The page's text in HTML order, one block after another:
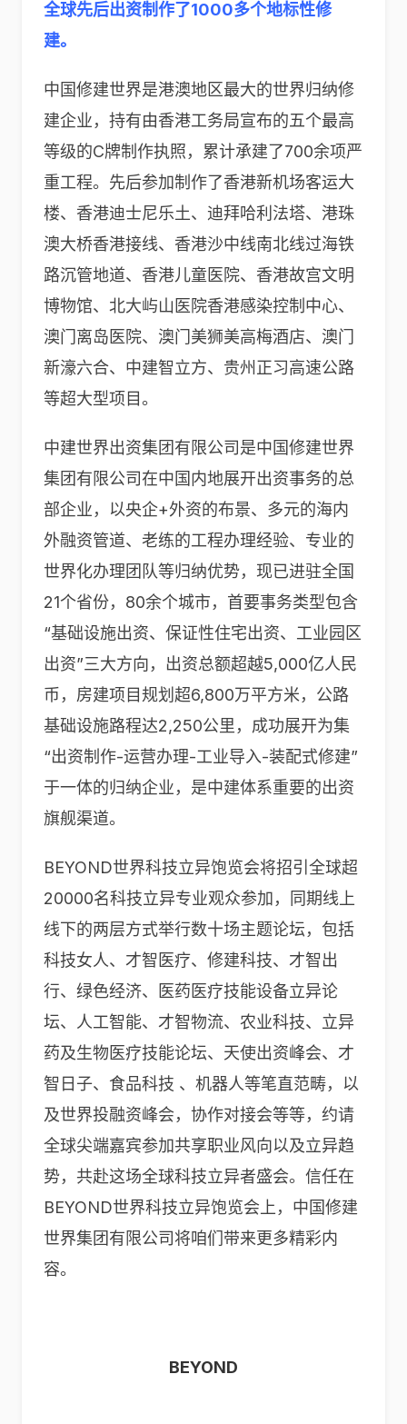
全球先后出资制作了1000多个地标性修
建。
中国修建世界是港澳地区最大的世界归纳修
建企业，持有由香港工务局宣布的五个最高
等级的C牌制作执照，累计承建了700余项严
重工程。先后参加制作了香港新机场客运大
楼、香港迪士尼乐土、迪拜哈利法塔、港珠
澳大桥香港接线、香港沙中线南北线过海铁
路沉管地道、香港儿童医院、香港故宫文明
博物馆、北大屿山医院香港感染控制中心、
澳门离岛医院、澳门美狮美高梅酒店、澳门
新濠六合、中建智立方、贵州正习高速公路
等超大型项目。
中建世界出资集团有限公司是中国修建世界
集团有限公司在中国内地展开出资事务的总
部企业，以央企+外资的布景、多元的海内
外融资管道、老练的工程办理经验、专业的
世界化办理团队等归纳优势，现已进驻全国
21个省份，80余个城市，首要事务类型包含
“基础设施出资、保证性住宅出资、工业园区
出资”三大方向，出资总额超越5,000亿人民
币，房建项目规划超6,800万平方米，公路
基础设施路程达2,250公里，成功展开为集
“出资制作-运营办理-工业导入-装配式修建”
于一体的归纳企业，是中建体系重要的出资
旗舰渠道。
BEYOND世界科技立异饱览会将招引全球超
20000名科技立异专业观众参加，同期线上
线下的两层方式举行数十场主题论坛，包括
科技女人、才智医疗、修建科技、才智出
行、绿色经济、医药医疗技能设备立异论
坛、人工智能、才智物流、农业科技、立异
药及生物医疗技能论坛、天使出资峰会、才
智日子、食品科技 、机器人等笔直范畴，以
及世界投融资峰会，协作对接会等等，约请
全球尖端嘉宾参加共享职业风向以及立异趋
势，共赴这场全球科技立异者盛会。信任在
BEYOND世界科技立异饱览会上，中国修建
世界集团有限公司将咱们带来更多精彩内
容。
BEYOND